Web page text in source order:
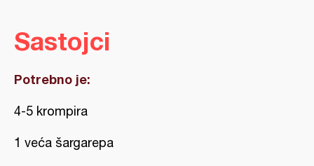
Sastojci
Potrebno je:
4-5 krompira
1 veća šargarepa